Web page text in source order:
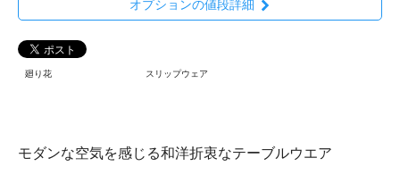
オプションの値段詳細
廻り花 スリップウェア
モダンな空気を感じる和洋折衷なテーブルウエア